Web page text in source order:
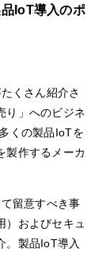
IoT導入のポ
くさん紹介さ
り」へのビジネ
くの製品IoTを
製作するメーカ
留意すべき事
）およびセキュ
。製品IoT導入